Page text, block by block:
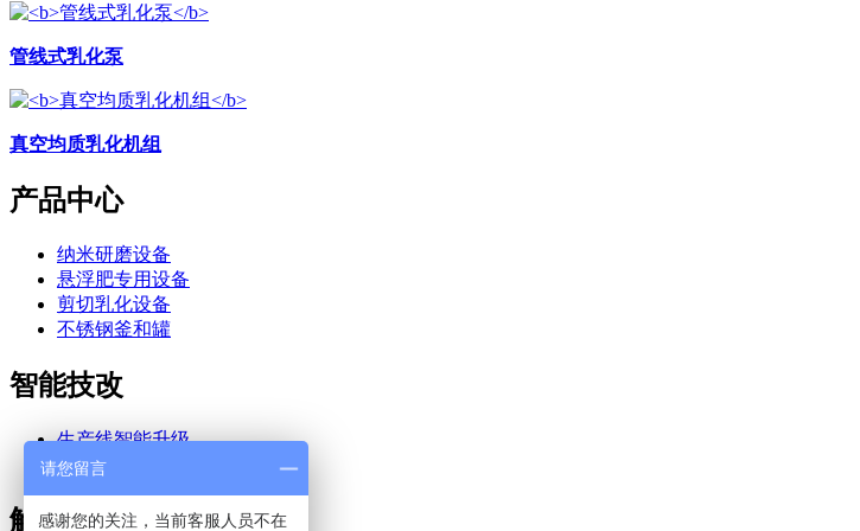
管线式乳化泵
真空均质乳化机组
产品中心
纳米研磨设备
悬浮肥专用设备
剪切乳化设备
不锈钢釜和罐
智能技改
生产线智能升级
单机设备改造升级
解决方案
请您留言
感谢您的关注，当前客服人员不在